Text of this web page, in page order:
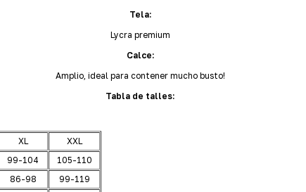
Tela:
Lycra premium
Calce:
Amplio, ideal para contener mucho busto!
Tabla de talles:
XL
XXL
99-104
105-110
86-98 99-119